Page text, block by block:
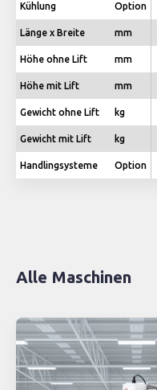
Kühlung Option
Länge x Breite mm
Höhe ohne Lift mm
Höhe mit Lift mm
Gewicht ohne Lift kg
Gewicht mit Lift kg
Handlingsysteme Option
Alle Maschinen